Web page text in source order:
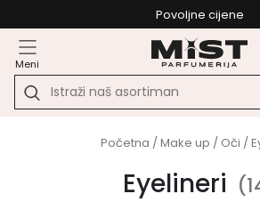
Povoljne cijene
Meni
Početna /Make up / Oči /
Eyelineri (